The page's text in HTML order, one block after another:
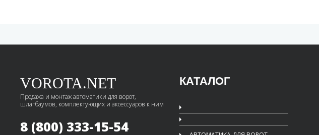
VOROTA.NET
Продажа и монтаж автоматики для ворот,
шлагбаумов, комплектующих и аксессуаров к ним
8 (800) 333-15-54
КАТАЛОГ